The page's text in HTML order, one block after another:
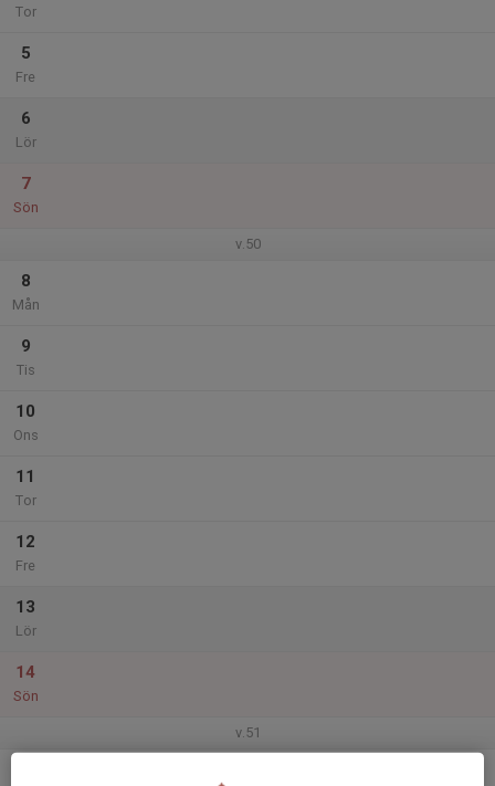
Tor
5
Fre
6
Lör
7
Sön
v.50
8
Mån
9
Tis
10
Ons
11
Tor
12
Fre
13
Lör
14
Sön
v.51